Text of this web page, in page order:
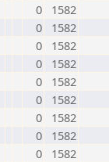
0
1582
0
1582
0
1582
0
1582
0
1582
0
1582
0
1582
0
1582
0
1582